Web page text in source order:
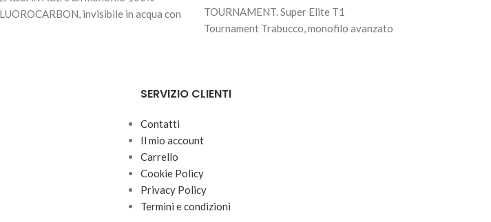
invisibile in acqua con
TOURNAMENT. Super Elite T1
Tournament Trabucco, monofilo avanzato
SERVIZIO CLIENTI
Contatti
Il mio account
Carrello
Cookie Policy
Privacy Policy
Termini e condizioni